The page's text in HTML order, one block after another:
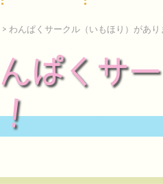
> わんぱくサークル（いもほり）があり
ぱくサ